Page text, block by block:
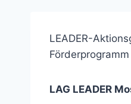
LEADER-
Förderprogramm
LAG LEADER